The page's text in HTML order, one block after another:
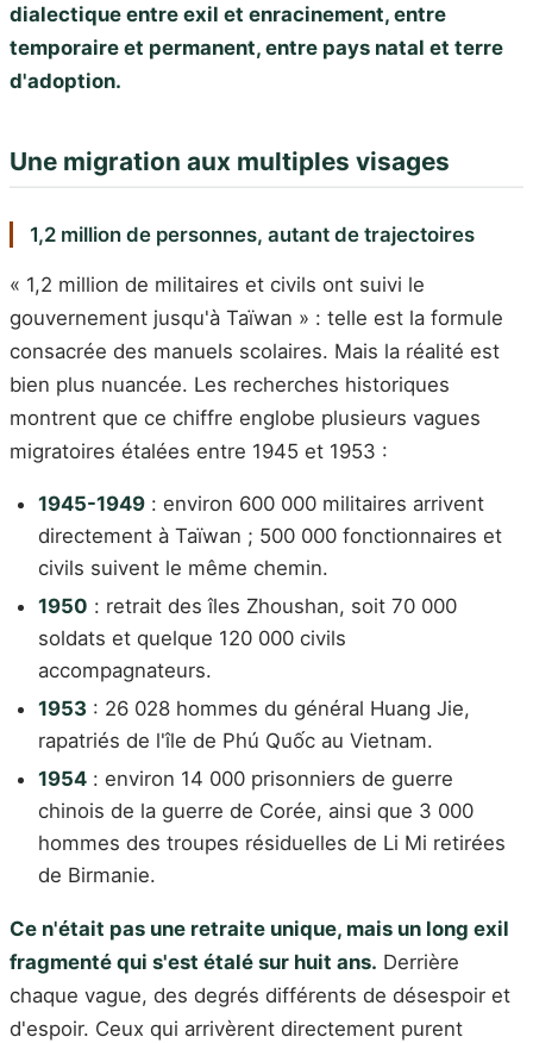
dialectique entre exil et enracinement, entre
temporaire et permanent, entre pays natal et terre
d'adoption.
Une migration aux multiples visages
1,2 million de personnes, autant de trajectoires
« 1,2 million de militaires et civils ont suivi le
gouvernement jusqu'à Taïwan » : telle est la formule
consacrée des manuels scolaires. Mais la réalité est
bien plus nuancée. Les recherches historiques
montrent que ce chiffre englobe plusieurs vagues
migratoires étalées entre 1945 et 1953 :
1945-1949 : environ 600 000 militaires arrivent
directement à Taïwan ; 500 000 fonctionnaires et
civils suivent le même chemin.
1950 : retrait des îles Zhoushan, soit 70 000
soldats et quelque 120 000 civils
accompagnateurs.
1953 : 26 028 hommes du général Huang Jie,
rapatriés de l'île de Phú Quốc au Vietnam.
1954 : environ 14 000 prisonniers de guerre
chinois de la guerre de Corée, ainsi que 3 000
hommes des troupes résiduelles de Li Mi retirées
de Birmanie.
Ce n'était pas une retraite unique, mais un long exil
fragmenté qui s'est étalé sur huit ans. Derrière
chaque vague, des degrés différents de désespoir et
d'espoir. Ceux qui arrivèrent directement purent